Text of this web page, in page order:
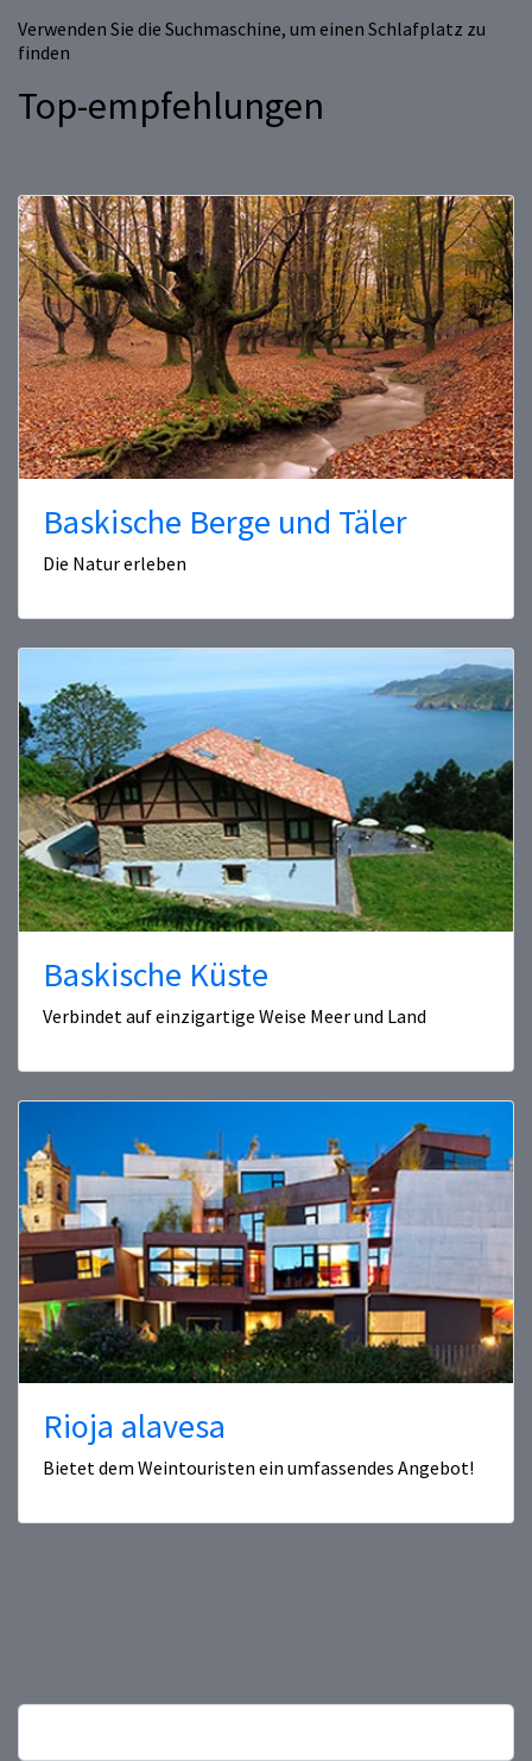
Verwenden Sie die Suchmaschine, um einen Schlafplatz zu
finden
Top-empfehlungen
Baskische Berge und Täler
Die Natur erleben
Baskische Küste
Verbindet auf einzigartige Weise Meer und Land
Rioja alavesa
Bietet dem Weintouristen ein umfassendes Angebot!